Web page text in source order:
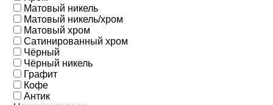
Матовый никель
Матовый никель/хром
Матовый хром
Сатинированный хром
Чёрный
Чёрный никель
Графит
Кофе
Антик